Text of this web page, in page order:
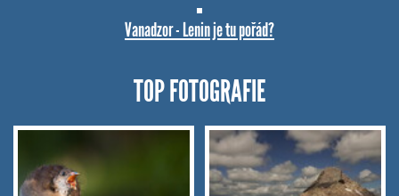
Vanadzor - Lenin je tu pořád?
TOP FOTOGRAFIE